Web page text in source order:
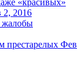
2, 2016
жалобы
престарелых Фев